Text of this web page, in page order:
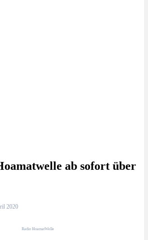
ab sofort über
2020
Radio HoamatWelle